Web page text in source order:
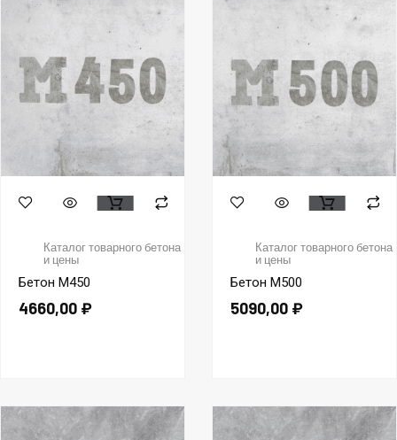
Каталог товарного бетона
и цены
Бетон М450
4660,00 ₽
Каталог товарного бетона
и цены
Бетон М500
5090,00 ₽